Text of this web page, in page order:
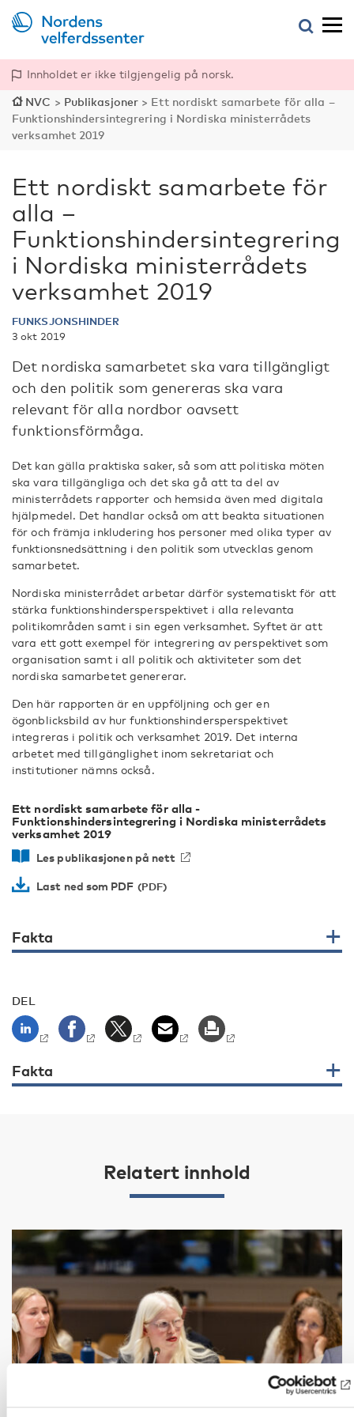
Innholdet er ikke tilgjengelig på norsk.
NVC > Publikasjoner > Ett nordiskt samarbete för alla –
Funktionshindersintegrering i Nordiska ministerrådets
verksamhet 2019
Ett nordiskt samarbete för
alla –
Funktionshindersintegrering
i Nordiska ministerrådets
verksamhet 2019
FUNKSJONSHINDER
3 okt 2019
Det nordiska samarbetet ska vara tillgängligt
och den politik som genereras ska vara
relevant för alla nordbor oavsett
funktionsförmåga.
Det kan gälla praktiska saker, så som att politiska möten
ska vara tillgängliga och det ska gå att ta del av
ministerrådets rapporter och hemsida även med digitala
hjälpmedel. Det handlar också om att beakta situationen
för och främja inkludering hos personer med olika typer av
funktionsnedsättning i den politik som utvecklas genom
samarbetet.
Nordiska ministerrådet arbetar därför systematiskt för att
stärka funktionshindersperspektivet i alla relevanta
politikområden samt i sin egen verksamhet. Syftet är att
vara ett gott exempel för integrering av perspektivet som
organisation samt i all politik och aktiviteter som det
nordiska samarbetet genererar.
Den här rapporten är en uppföljning och ger en
ögonblicksbild av hur funktionshindersperspektivet
integreras i politik och verksamhet 2019. Det interna
arbetet med tillgänglighet inom sekretariat och
institutioner nämns också.
Ett nordiskt samarbete för alla -
Funktionshindersintegrering i Nordiska ministerrådets
verksamhet 2019
Les publikasjonen på nett
Last ned som PDF
Fakta
DEL
Fakta
Relatert innhold